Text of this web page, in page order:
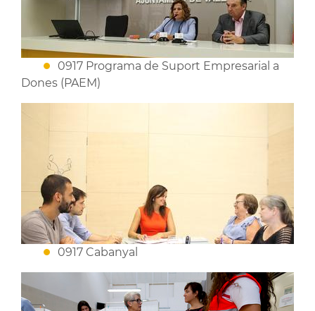
0917 Programa de Suport Empresarial a
Dones (PAEM)
0917 Cabanyal